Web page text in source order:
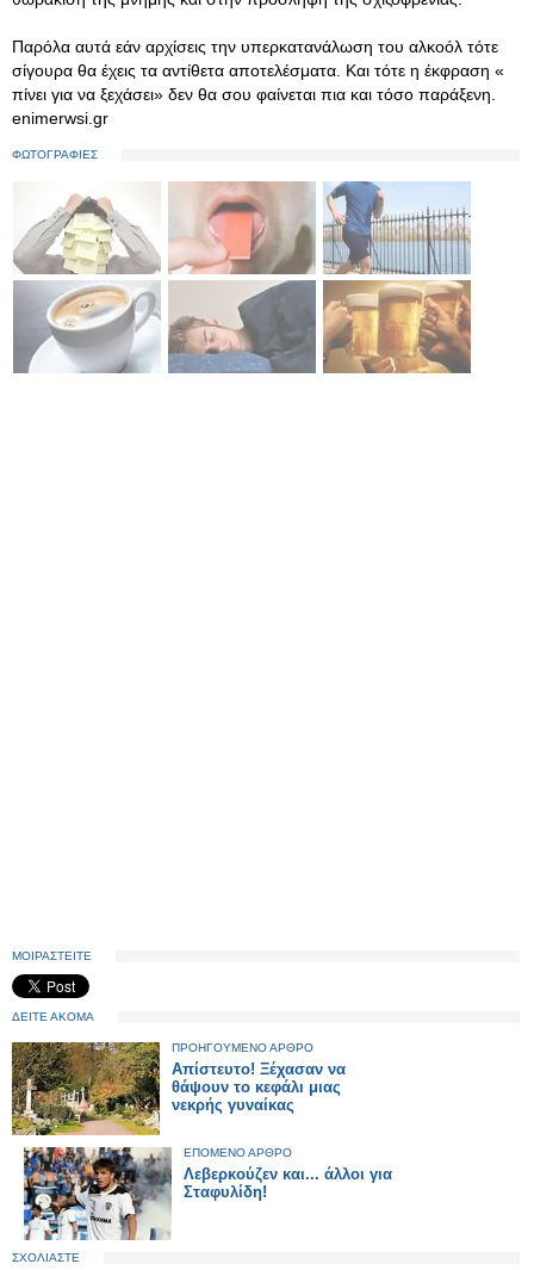
Παρόλα αυτά εάν αρχίσεις την υπερκατανάλωση του αλκοόλ τότε
σίγουρα θα έχεις τα αντίθετα αποτελέσματα. Και τότε η έκφραση «
πίνει για να ξεχάσει» δεν θα σου φαίνεται πια και τόσο παράξενη.
enimerwsi.gr
ΦΩΤΟΓΡΑΦΙΕΣ
ΜΟΙΡΑΣΤΕΙΤΕ
ΔΕΙΤΕ ΑΚΟΜΑ
ΠΡΟΗΓΟΥΜΕΝΟ ΑΡΘΡΟ
Απίστευτο! Ξέχασαν να
θάψουν το κεφάλι μιας
νεκρής γυναίκας
ΕΠΟΜΕΝΟ ΑΡΘΡΟ
Λεβερκούζεν και... άλλοι για
Σταφυλίδη!
ΣΧΟΛΙΑΣΤΕ